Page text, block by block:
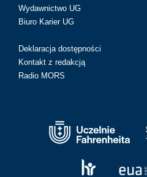
Wydawnictwo UG
Biuro Karier UG
Deklaracja dostępności
Kontakt z redakcją
Radio MORS